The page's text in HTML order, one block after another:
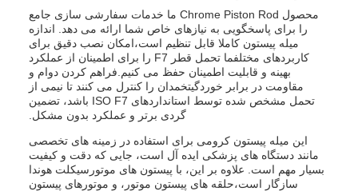
محصول Chrome Piston Rod ما خدمات سفارشی سازی جامع
را برای پاسخگویی به نیازهای خاص شما ارائه می دهد. اندازه
میله پیستون کاملا قابل تنظیم است،امکان نصب دقیق برای
کاربردهای مختلفما تحمل قطر F7 را برای اطمینان از عملکرد
بهینه و قابلیت اطمینان حفظ می کنیم.فراهم کردن دوام و
مقاومت در برابر خوردگیتخمدان را کنترل می کنند تا نیمی از
تحمل مشخص شده توسط استانداردهای ISO F7 باشد، تضمین
گردی برتر و عملکرد بدون مشکل.
این میله پیستون کرومی برای استفاده در زمینه های تخصصی
مانند دستگاه های پزشکی ایده آل است، جایی که دقت و کیفیت
بسیار مهم است. علاوه بر این، با پیستون های موتورسیکلت هوندا
سازگار است،حلقه های پیستون موتور، و موتورهای پیستون